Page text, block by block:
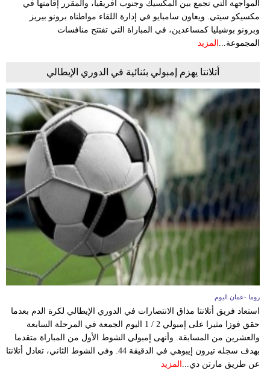
المواجهة التي تجمع بين المكسيك وجنوب أفريقيا، والمقرر إقامتها في
مكسيكو سيتي. ويعاون سامبايو في إدارة اللقاء مواطناه برونو بيريز
وبرونو بوشيليا كمساعدين، في المباراة التي تفتتح منافسات
المجموعة... المزيد
أتلانتا يهزم إمبولي بثنائية في الدوري الإيطالي
روما -عمان اليوم
استعاد فريق أتلانتا مذاق الانتصارات في الدوري الإيطالي لكرة الدم بعدما
حقق فوزا مثيرا على إمبولي 2 / 1 اليوم الجمعة في المرحلة السابعة
والعشرين من المسابقة. وأنهى إمبولي الشوط الأول من المباراة متقدما
بهدف سجله تيرون إيبوهي في الدقيقة 44. وفي الشوط الثاني، تعادل أتلانتا
عن طريق مارتن دي...
المزيد